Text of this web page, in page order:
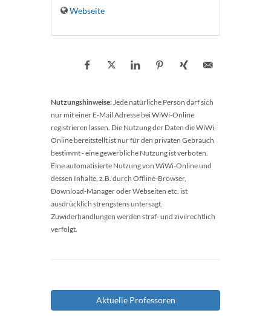
Webseite
Nutzungshinweise:Jede natürliche Person darf sich
nur mit einer E-Mail Adresse bei WiWi-Online
registrieren lassen. Die Nutzung der Daten die WiWi-
Online bereitstellt ist nur für den privaten Gebrauch
bestimmt - eine gewerbliche Nutzung ist verboten.
Eine automatisierte Nutzung von WiWi-Online und
dessen Inhalte, z.B. durch Offline-Browser,
Download-Manager oder Webseiten etc. ist
ausdrücklich strengstens untersagt.
Zuwiderhandlungen werden straf- und zivilrechtlich
verfolgt.
Aktuelle Professoren